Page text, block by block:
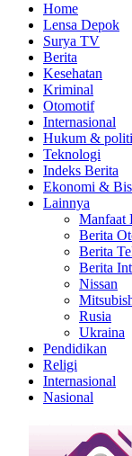
Home
Lensa Depok
Surya TV
Berita
Kesehatan
Kriminal
Otomotif
Internasional
Hukum &
Teknologi
Indeks Berita
Ekonomi &
Lainnya
Manfaat
Berita
Berita
Berita
Nissan
Rusia
Ukraina
Pendidikan
Religi
Internasional
Nasional